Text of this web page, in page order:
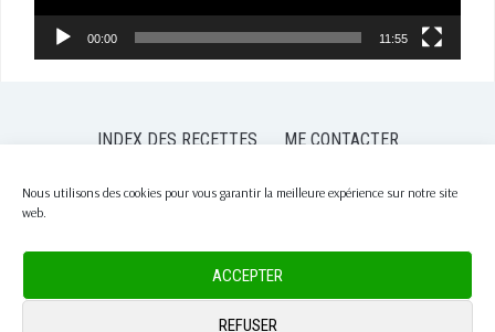
Nous utilisons des cookies pour vous garantir la meilleure expérience sur notre site
web.
ACCEPTER
REFUSER
00:00 11:55
INDEX DES RECETTES
ME CONTACTER
COPYRIGHT © 2026 PASSION NUTRITION